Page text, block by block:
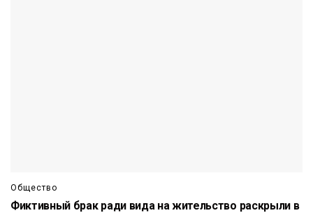
Общество
Фиктивный брак ради вида на жительство раскрыли в